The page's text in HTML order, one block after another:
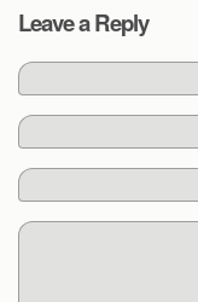
Leave a Reply